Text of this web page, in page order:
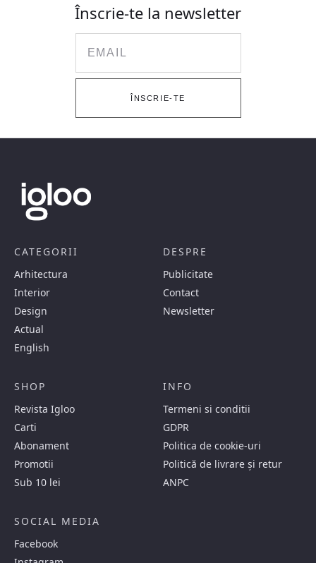
Înscrie-te la newsletter
ÎNSCRIE-TE
CATEGORII
Arhitectura
Interior
Design
Actual
English
DESPRE
Publicitate
Contact
Newsletter
SHOP
Revista Igloo
Carti
Abonament
Promotii
Sub 10 lei
INFO
Termeni si conditii
GDPR
Politica de cookie-uri
Politică de livrare și retur
ANPC
SOCIAL MEDIA
Facebook